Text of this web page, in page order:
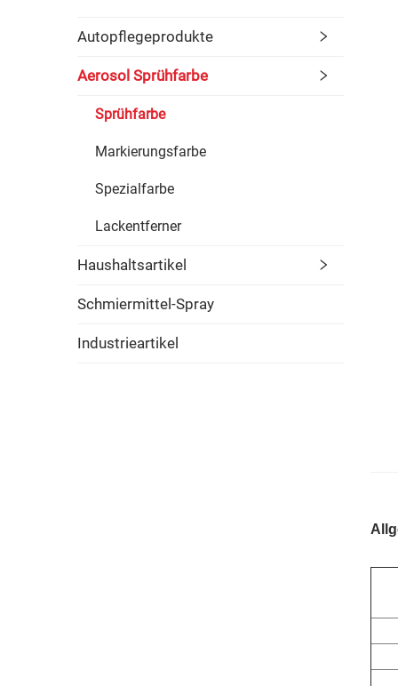
Autopflegeprodukte
Aerosol Sprühfarbe
Sprühfarbe
Markierungsfarbe
Spezialfarbe
Lackentferner
Haushaltsartikel
Schmiermittel-Spray
Industrieartikel